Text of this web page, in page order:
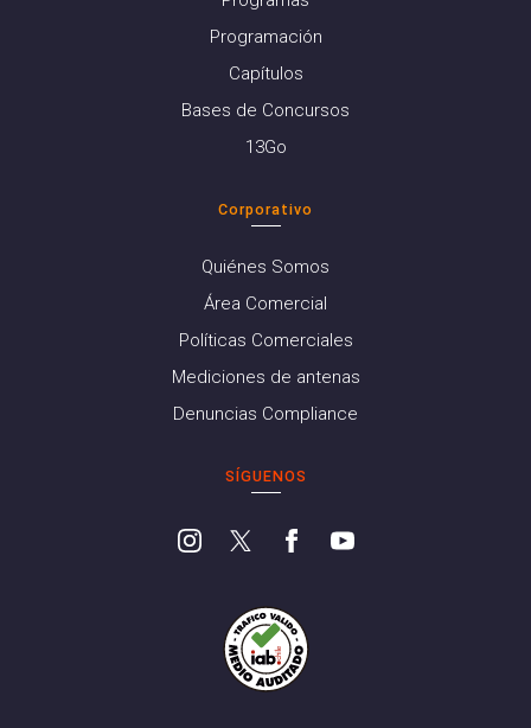
Programación
Capítulos
Bases de Concursos
13Go
Corporativo
Quiénes Somos
Área Comercial
Políticas Comerciales
Mediciones de antenas
Denuncias Compliance
SÍGUENOS